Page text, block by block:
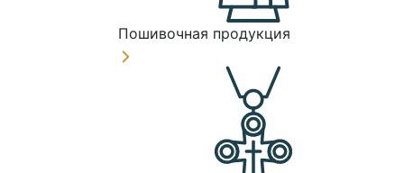
Пошивочная продукция